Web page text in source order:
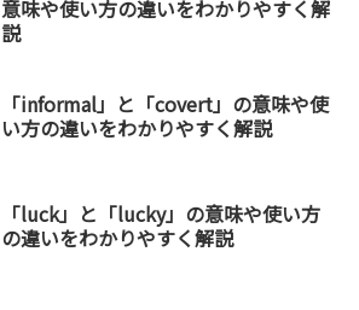
意味や使い方の違いをわかりやすく解
説
「informal」と「covert」の意味や使
い方の違いをわかりやすく解説
「luck」と「lucky」の意味や使い方
の違いをわかりやすく解説